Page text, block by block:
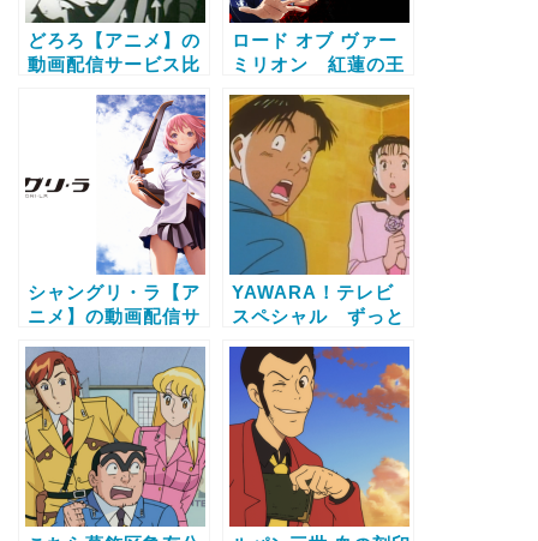
どろろ【アニメ】の
動画配信サービス比
する方法
ロード オブ ヴァー
ミリオン 紅蓮の王
信サービス比較と無
料で全話視聴する方
法
シャングリ・ラ【ア
ニメ】の動画配信サ
全話視聴する方法
YAWARA！テレビ
スペシャル ずっと
メ】の動画配信サー
ビス比較と無料で全
話視聴する方法